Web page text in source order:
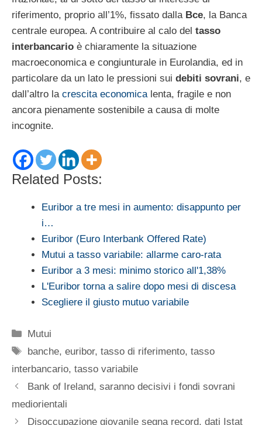
riferimento, proprio all’1%, fissato dallaBce, la Banca
centrale europea. A contribuire al calo del tasso
interbancario è chiaramente la situazione
macroeconomica e congiunturale in Eurolandia, ed in
particolare da un lato le pressioni sui debiti sovrani, e
dall’altro la crescita economicalenta, fragile e non
ancora pienamente sostenibile a causa di molte
incognite.
Related Posts:
Euribor a tre mesi in aumento: disappunto per
i…
Euribor (Euro Interbank Offered Rate)
Mutui a tasso variabile: allarme caro-rata
Euribor a 3 mesi: minimo storico all'1,38%
L'Euribor torna a salire dopo mesi di discesa
Scegliere il giusto mutuo variabile
Categorie
Mutui
Tag
banche,euribor,tasso di riferimento,tasso
interbancario, tasso variabile
Bank of Ireland, saranno decisivi i fondi sovrani
mediorientali
Disoccupazione giovanile segna record, dati Istat